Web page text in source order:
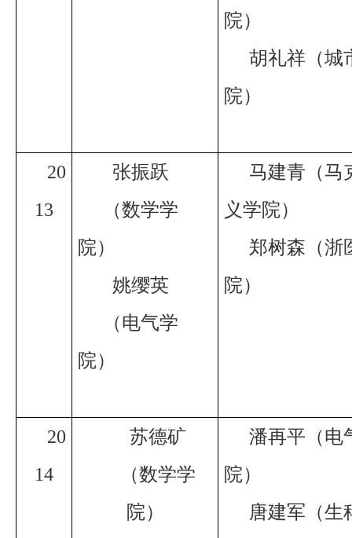
院）
胡礼祥（城
院）
20
13
张振跃
（数学学
院）
姚缨英
（电气学
院）
马建青（马
义学院）
郑树森（浙
院）
20
14
苏德矿
（数学学
院）
潘再平（电
院）
唐建军（生